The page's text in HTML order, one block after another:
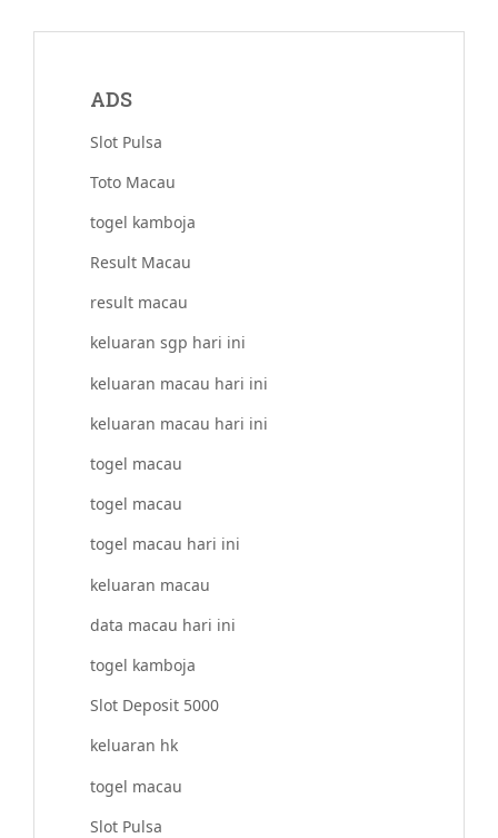
ADS
Slot Pulsa
Toto Macau
togel kamboja
Result Macau
result macau
keluaran sgp hari ini
keluaran macau hari ini
keluaran macau hari ini
togel macau
togel macau
togel macau hari ini
keluaran macau
data macau hari ini
togel kamboja
Slot Deposit 5000
keluaran hk
togel macau
Slot Pulsa